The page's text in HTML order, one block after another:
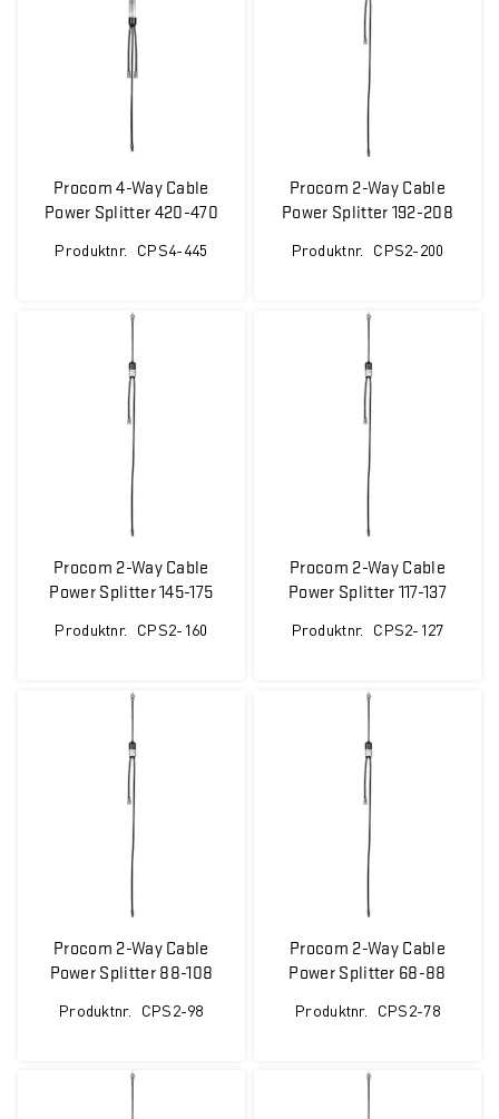
Procom 4-Way Cable
Power Splitter 420-470
Produktnr. CPS4-445
Procom 2-Way Cable
Power Splitter 192-208
Produktnr. CPS2-200
Procom 2-Way Cable
Power Splitter 145-175
Produktnr. CPS2-160
Procom 2-Way Cable
Power Splitter 117-137
Produktnr. CPS2-127
Procom 2-Way Cable
Power Splitter 88-108
Produktnr. CPS2-98
Procom 2-Way Cable
Power Splitter 68-88
Produktnr. CPS2-78